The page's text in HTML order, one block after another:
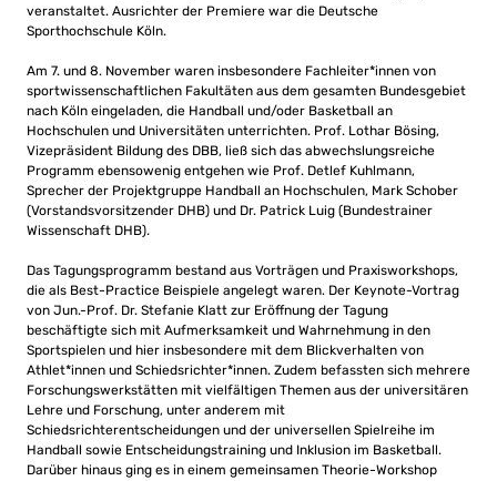
veranstaltet. Ausrichter der Premiere war die Deutsche
Sporthochschule Köln.
Am 7. und 8. November waren insbesondere Fachleiter*innen von
sportwissenschaftlichen Fakultäten aus dem gesamten Bundesgebiet
nach Köln eingeladen, die Handball und/oder Basketball an
Hochschulen und Universitäten unterrichten. Prof. Lothar Bösing,
Vizepräsident Bildung des DBB, ließ sich das abwechslungsreiche
Programm ebensowenig entgehen wie Prof. Detlef Kuhlmann,
Sprecher der Projektgruppe Handball an Hochschulen, Mark Schober
(Vorstandsvorsitzender DHB) und Dr. Patrick Luig (Bundestrainer
Wissenschaft DHB).
Das Tagungsprogramm bestand aus Vorträgen und Praxisworkshops,
die als Best-Practice Beispiele angelegt waren. Der Keynote-Vortrag
von Jun.-Prof. Dr. Stefanie Klatt zur Eröffnung der Tagung
beschäftigte sich mit Aufmerksamkeit und Wahrnehmung in den
Sportspielen und hier insbesondere mit dem Blickverhalten von
Athlet*innen und Schiedsrichter*innen. Zudem befassten sich mehrere
Forschungswerkstätten mit vielfältigen Themen aus der universitären
Lehre und Forschung, unter anderem mit
Schiedsrichterentscheidungen und der universellen Spielreihe im
Handball sowie Entscheidungstraining und Inklusion im Basketball.
Darüber hinaus ging es in einem gemeinsamen Theorie-Workshop